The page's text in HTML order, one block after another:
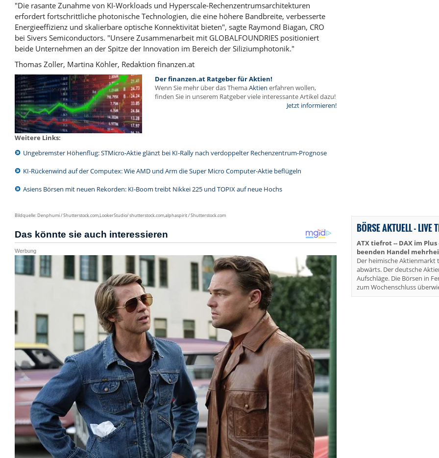
"Die rasante Zunahme von KI-Workloads und Hyperscale-Rechenzentrumsarchitekturen
erfordert fortschrittliche photonische Technologien, die eine höhere Bandbreite, verbesserte
Energieeffizienz und skalierbare optische Konnektivität bieten", sagte Raymond Biagan, CRO
bei Sivers Semiconductors. "Unsere Zusammenarbeit mit GLOBALFOUNDRIES positioniert
beide Unternehmen an der Spitze der Innovation im Bereich der Siliziumphotonik."
Thomas Zoller, Martina Köhler, Redaktion finanzen.at
Der finanzen.at Ratgeber für Aktien!
Wenn Sie mehr über das ThemaAktien erfahren wollen,
finden Sie in unserem Ratgeber viele interessante Artikel dazu!
Jetzt informieren!
Weitere Links:
Ungebremster Höhenflug: STMicro-Aktie glänzt bei KI-Rally nach verdoppelter Rechenzentrum-Prognose
KI-Rückenwind auf der Computex: Wie AMD und Arm die Super Micro Computer-Aktie beflügeln
Asiens Börsen mit neuen Rekorden: KI-Boom treibt Nikkei 225 und TOPIX auf neue Hochs
Bildquelle: Denphumi / Shutterstock.com,LookerStudio/ shutterstock.com,alphaspirit / Shutterstock.com
BÖRSE AKTUELL - LIVE
ATX tiefrot -- DAX im Plus
beenden Handel
Der heimische Aktienmarkt
abwärts. Der deutsche
Aufschläge. Die Börsen in
zum Wochenschluss